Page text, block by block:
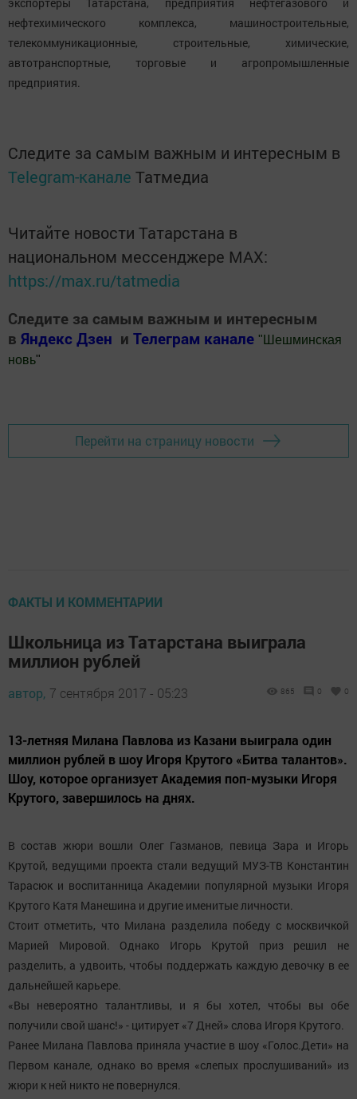
нефтехимического комплекса, машиностроительные,
телекоммуникационные, строительные, химические,
автотранспортные, торговые и агропромышленные
предприятия.
Следите за самым важным и интересным в
Telegram-канале Татмедиа
Читайте новости Татарстана в
национальном мессенджере MАХ:
https://max.ru/tatmedia
Следите за самым важным и интересным
в Яндекс Дзен и Телеграм канале " Шешминская
новь"
Перейти на страницу новости
ФАКТЫ И КОММЕНТАРИИ
Школьница из Татарстана выиграла
миллион рублей
автор, 7 сентября 2017 - 05:23 865 0 0
13-летняя Милана Павлова из Казани выиграла один
миллион рублей в шоу Игоря Крутого «Битва талантов».
Шоу, которое организует Академия поп-музыки Игоря
Крутого, завершилось на днях.
В состав жюри вошли Олег Газманов, певица Зара и Игорь
Крутой, ведущими проекта стали ведущий МУЗ-ТВ Константин
Тарасюк и воспитанница Академии популярной музыки Игоря
Крутого Катя Манешина и другие именитые личности.
Стоит отметить, что Милана разделила победу с москвичкой
Марией Мировой. Однако Игорь Крутой приз решил не
разделить, а удвоить, чтобы поддержать каждую девочку в ее
дальнейшей карьере.
«Вы невероятно талантливы, и я бы хотел, чтобы вы обе
получили свой шанс!» - цитирует «7 Дней» слова Игоря Крутого.
Ранее Милана Павлова приняла участие в шоу «Голос.Дети» на
Первом канале, однако во время «слепых прослушиваний» из
жюри к ней никто не повернулся.